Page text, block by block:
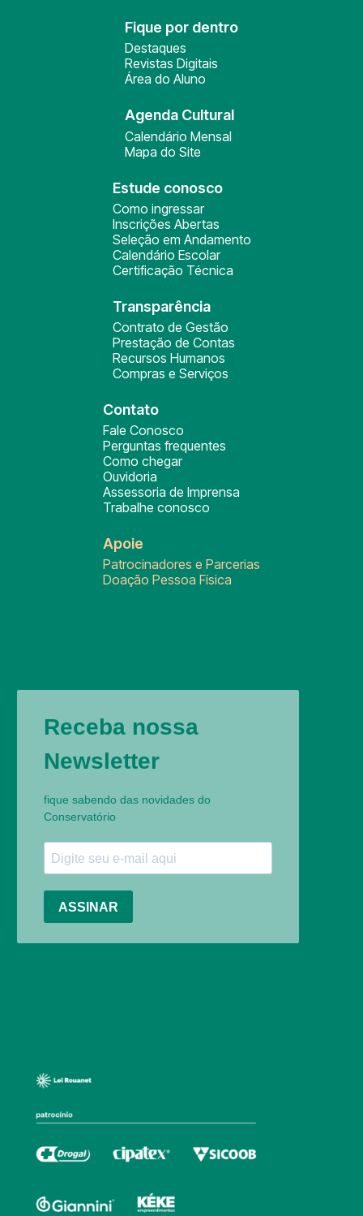
Fique por dentro
Destaques
Revistas Digitais
Área do Aluno
Agenda Cultural
Calendário Mensal
Mapa do Site
Estude conosco
Como ingressar
Inscrições Abertas
Seleção em Andamento
Calendário Escolar
Certificação Técnica
Transparência
Contrato de Gestão
Prestação de Contas
Recursos Humanos
Compras e Serviços
Contato
Fale Conosco
Perguntas frequentes
Como chegar
Ouvidoria
Assessoria de Imprensa
Trabalhe conosco
Apoie
Patrocinadores e Parcerias
Doação Pessoa Física